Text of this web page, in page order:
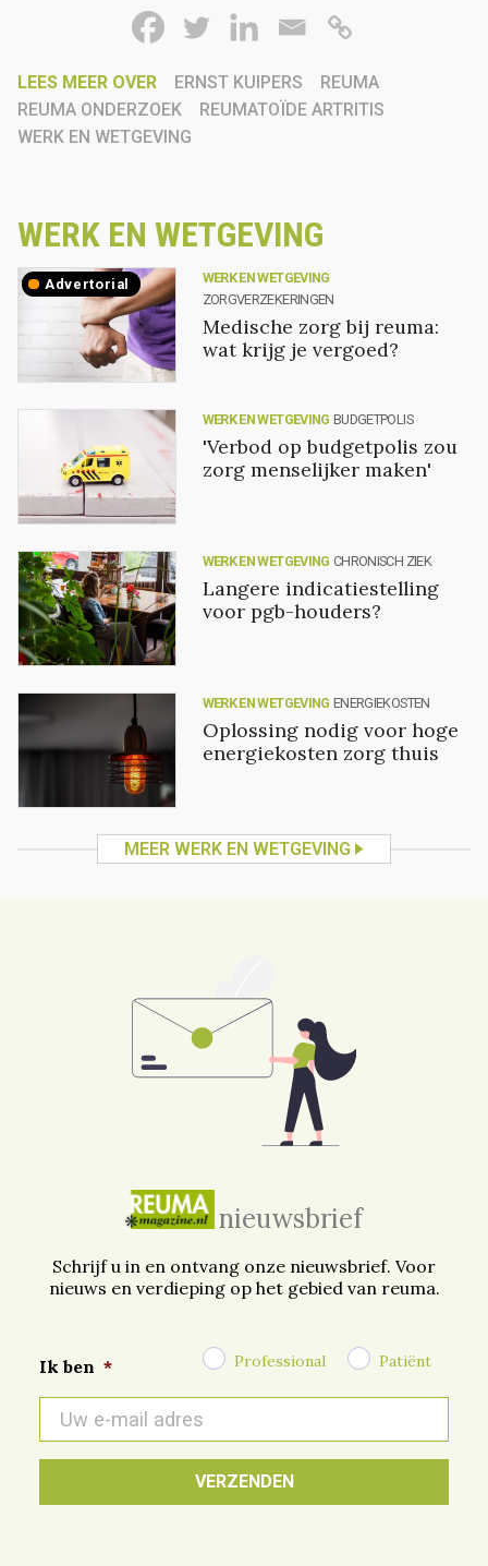
LEES MEER OVER ERNST KUIPERS
REUMA
REUMA ONDERZOEK
REUMATOÏDE ARTRITIS
WERK EN WETGEVING
WERK EN WETGEVING
advertorial
WERK EN WETGEVING
ZORGVERZEKERINGEN
Medische zorg bij reuma:
wat krijg je vergoed?
WERK EN WETGEVING BUDGETPOLIS
'Verbod op budgetpolis zou
zorg menselijker maken'
WERK EN WETGEVING CHRONISCH ZIEK
Langere indicatiestelling
voor pgb-houders?
WERK EN WETGEVING ENERGIEKOSTEN
Oplossing nodig voor hoge
energiekosten zorg thuis
MEER WERK EN WETGEVING
nieuwsbrief
Schrijf u in en ontvang onze nieuwsbrief. Voor
nieuws en verdieping op het gebied van reuma.
Ik ben * Professional Patiënt
mail
*